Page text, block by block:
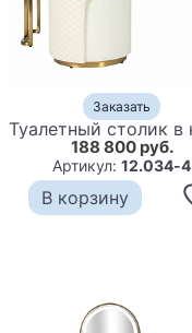
Заказать
188 800 руб.
Артикул:12.034-4
В корзину